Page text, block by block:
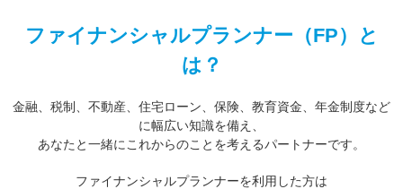
ファイナンシャルプランナー（FP）と
は？
金融、税制、不動産、住宅ローン、保険、教育資金、年金制度など
に幅広い知識を備え、
あなたと一緒にこれからのことを考えるパートナーです。
ファイナンシャルプランナーを利用した方は